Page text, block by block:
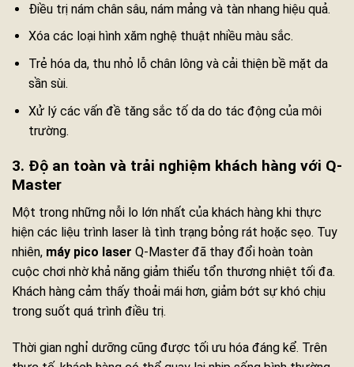
Điều trị nám chân sâu, nám mảng và tàn nhang hiệu quả.
Xóa các loại hình xăm nghệ thuật nhiều màu sắc.
Trẻ hóa da, thu nhỏ lỗ chân lông và cải thiện bề mặt da
sần sùi.
Xử lý các vấn đề tăng sắc tố da do tác động của môi
trường.
3. Độ an toàn và trải nghiệm khách hàng với Q-
Master
Một trong những nỗi lo lớn nhất của khách hàng khi thực
hiện các liệu trình laser là tình trạng bỏng rát hoặc sẹo. Tuy
nhiên, máy pico laser Q-Master đã thay đổi hoàn toàn
cuộc chơi nhờ khả năng giảm thiểu tổn thương nhiệt tối đa.
Khách hàng cảm thấy thoải mái hơn, giảm bớt sự khó chịu
trong suốt quá trình điều trị.
Thời gian nghỉ dưỡng cũng được tối ưu hóa đáng kể. Trên